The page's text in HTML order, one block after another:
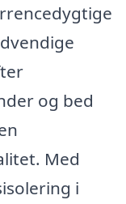
og bed
Med
i